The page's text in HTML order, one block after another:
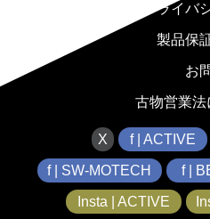
プライバ
製品保
お
古物営業
X f | ACTIVE
f | SW-MOTECH f |
Insta | ACTIVE